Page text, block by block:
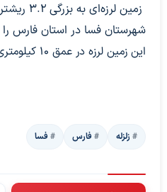
زمین
شهرستان فسا در استان فارس را
این زمین لرزه در عمق ۱۰ کیلومتری زمین رخ داده است.
زلزله فارس فسا